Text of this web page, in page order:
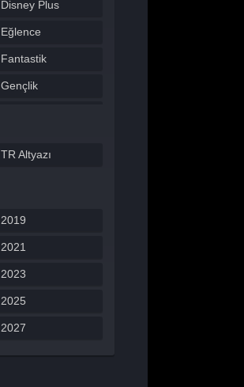
Disney Plus
Eğlence
Fantastik
Gençlik
Macera
Müzikal
Otomobil
Prime Video
Reality
Savaş
TR Altyazı
2019
2021
2023
2025
2027